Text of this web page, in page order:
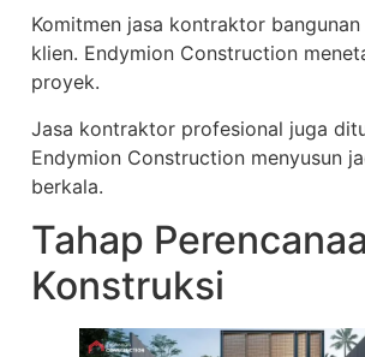
Komitmen jasa kontraktor
klien. Endymion Construction
proyek.
Jasa kontraktor profesional juga
Endymion Construction menyusun
berkala.
Tahap
Konstruksi